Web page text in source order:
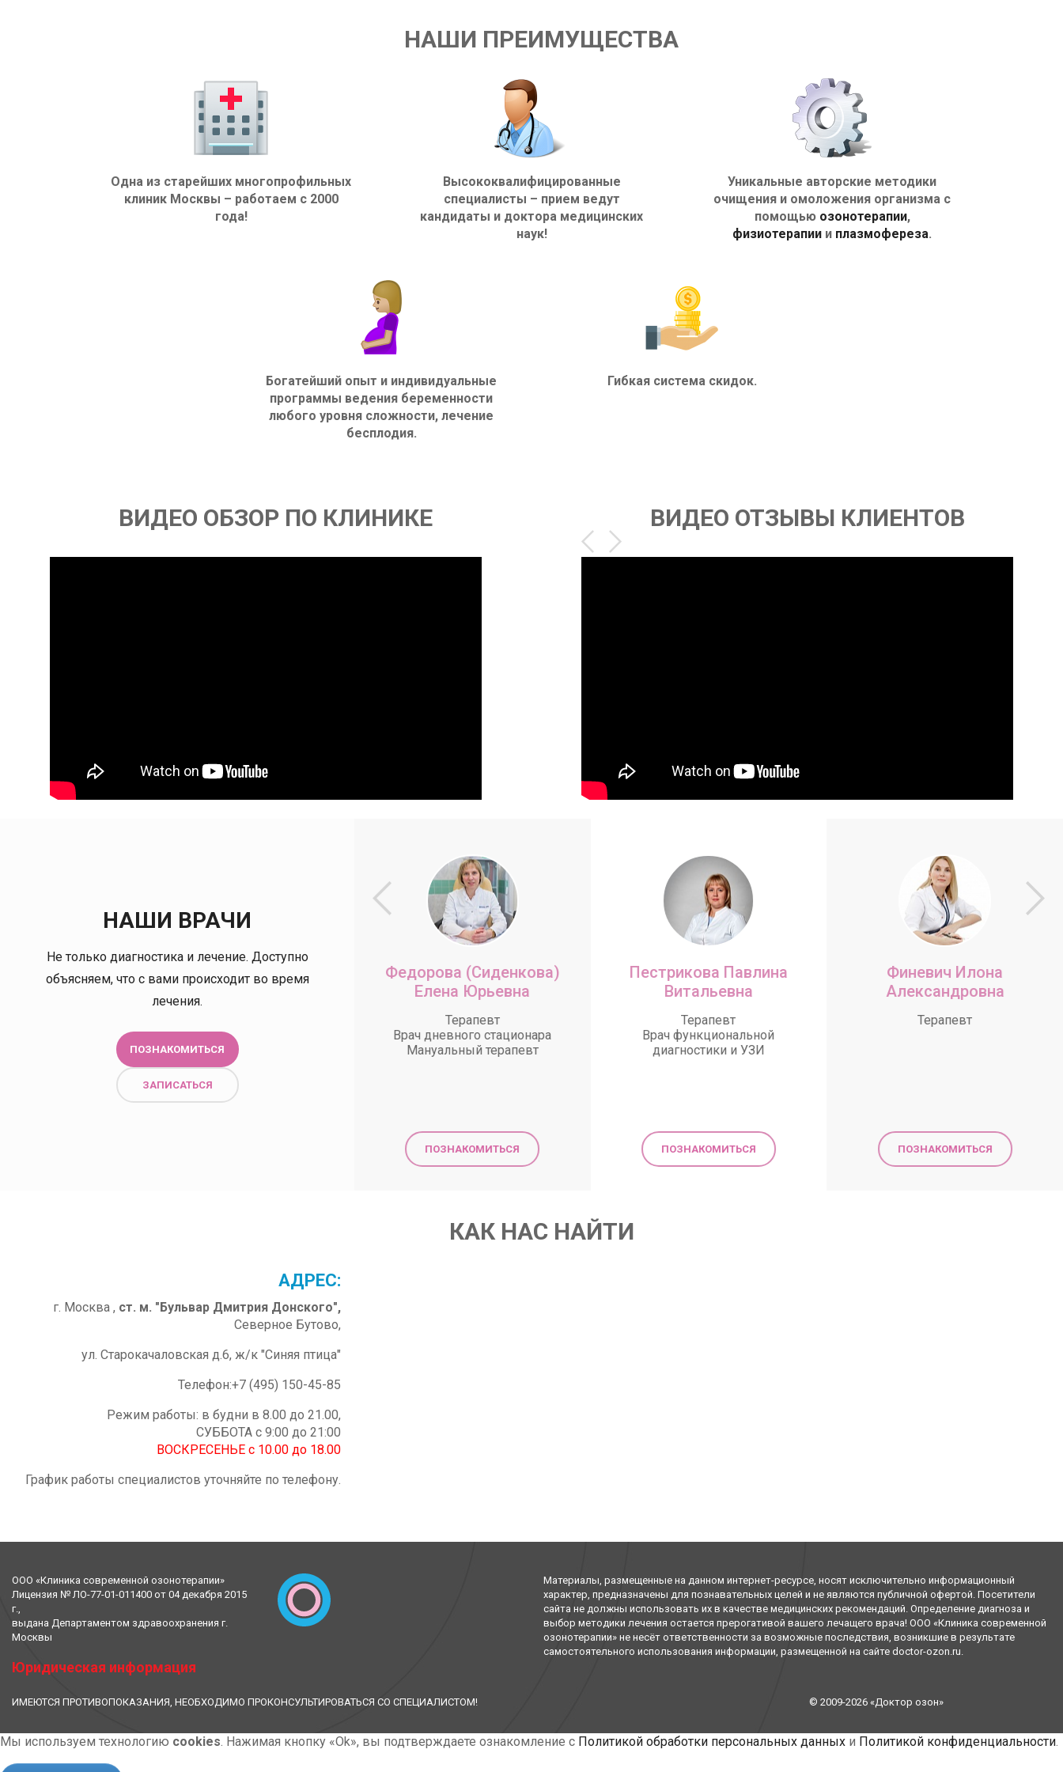
НАШИ ПРЕИМУЩЕСТВА
Одна из старейших многопрофильных
клиник Москвы – работаем с 2000
года!
Высококвалифицированные
специалисты – прием ведут
кандидаты и доктора медицинских
наук!
Уникальные авторские методики
очищения и омоложения организма с
помощью озонотерапии,
физиотерапии и плазмофереза.
Богатейший опыт и индивидуальные
программы ведения беременности
любого уровня сложности, лечение
бесплодия.
Гибкая система скидок.
ВИДЕО ОБЗОР ПО КЛИНИКЕ ВИДЕО ОТЗЫВЫ КЛИЕНТОВ
НАШИ ВРАЧИ
Не только диагностика и лечение. Доступно
объясняем, что с вами происходит во время
лечения.
ПОЗНАКОМИТЬСЯ
ЗАПИСАТЬСЯ
Львовна
Акимов Дмитрий
Владимирович
Врач ультразвуковой
диагностики
Федорова (Сиденкова)
Елена Юрьевна
Терапевт
Врач дневного стационара
Мануальный терапевт
ПОЗНАКОМИТЬСЯ
Пестрикова Павлина
Витальевна
Терапевт
Врач функциональной
диагностики и УЗИ
ПОЗНАКОМИТЬСЯ
Финевич Илона
Александровна
Терапевт
ПОЗНАКОМИТЬСЯ
КАК НАС НАЙТИ
АДРЕС:
г. Москва , ст. м. "Бульвар Дмитрия Донского",
Северное Бутово,
ул. Старокачаловская д.6, ж/к "Синяя птица"
Телефон:+7 (495) 150-45-85
Режим работы: в будни в 8.00 до 21.00,
СУББОТА с 9:00 до 21:00
ВОСКРЕСЕНЬЕ с 10.00 до 18.00
График работы специалистов уточняйте по телефону.
ООО «Клиника современной озонотерапии»
Лицензия № ЛО-77-01-011400 от 04 декабря 2015
г.,
выдана Департаментом здравоохранения г.
Москвы
Юридическая информация
Материалы, размещенные на данном интернет-ресурсе, носят исключительно информационный
характер, предназначены для познавательных целей и не являются публичной офертой. Посетители
сайта не должны использовать их в качестве медицинских рекомендаций. Определение диагноза и
выбор методики лечения остается прерогативой вашего лечащего врача! ООО «Клиника современной
озонотерапии» не несёт ответственности за возможные последствия, возникшие в результате
самостоятельного использования информации, размещенной на сайте doctor-ozon.ru.
ИМЕЮТСЯ ПРОТИВОПОКАЗАНИЯ, НЕОБХОДИМО ПРОКОНСУЛЬТИРОВАТЬСЯ СО СПЕЦИАЛИСТОМ! © 2009-2026 «Доктор озон»
Мы используем технологию cookies. Нажимая кнопку «Ok», вы подтверждаете ознакомление с Политикой обработки персональных данных и Политикой конфиденциальности.